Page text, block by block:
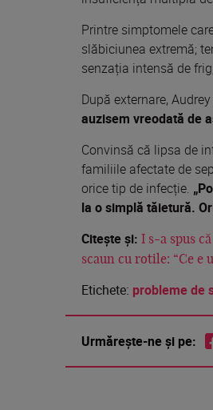
Printre simptomele
slăbiciunea extremă;
senzația intensă de
După externare,
auzisem vreodată de
Convinsă că lipsa de
familiile afectate de
orice tip de infecție.
la o simplă tăietură.
Citește și: I s-a spus
scaun cu rotile: “Ce e
Etichete: probleme de
Urmărește-ne și pe: